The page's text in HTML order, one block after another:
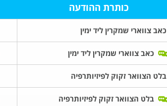
כותרת ההודעה
כאב צווארי שמקרין ליד ימין
כאב צווארי שמקרין ליד ימין
בלט הצוואר זקוק לפיזיותרפיה
בלט הצוואר זקוק לפיזיותרפיה